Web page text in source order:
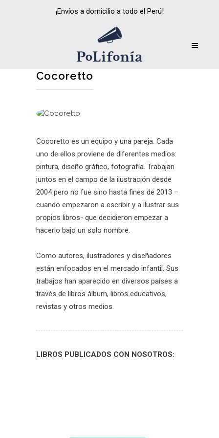
¡Envíos a domicilio a todo el Perú!
Cocoretto
Cocoretto es un equipo y una pareja. Cada
uno de ellos proviene de diferentes medios:
pintura, diseño gráfico, fotografía. Trabajan
juntos en el campo de la ilustración desde
2004 pero no fue sino hasta fines de 2013 –
cuando empezaron a escribir y a ilustrar sus
propios libros- que decidieron empezar a
hacerlo bajo un solo nombre.
Como autores, ilustradores y diseñadores
están enfocados en el mercado infantil. Sus
trabajos han aparecido en diversos países a
través de libros álbum, libros educativos,
revistas y otros medios.
LIBROS PUBLICADOS CON NOSOTROS: